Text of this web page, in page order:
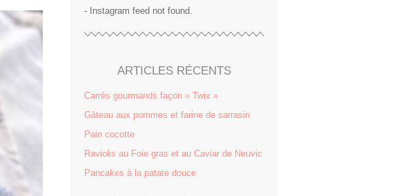
- Instagram feed not found.
ARTICLES RÉCENTS
Carrés gourmands façon « Twix »
Gâteau aux pommes et farine de sarrasin
Pain cocotte
Raviolis au Foie gras et au Caviar de Neuvic
Pancakes à la patate douce